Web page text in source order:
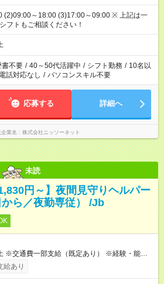
～18:00 (3)17:00～09:00 ※ 上記は一
フトもご相談ください！
書不要 / 40～50代活躍中 / シフト勤務 / 10名以
電話対応なし / パソコンスキル不要
応募する 詳細へ
業名 株式会社ニッソーネット
未読
円～】夜間見守りヘルパー
ら／夜勤専従） /Jb
※交通費一部支給（既定あり） ※経験・能力を
1,830円×8時
時間×12回
給あり